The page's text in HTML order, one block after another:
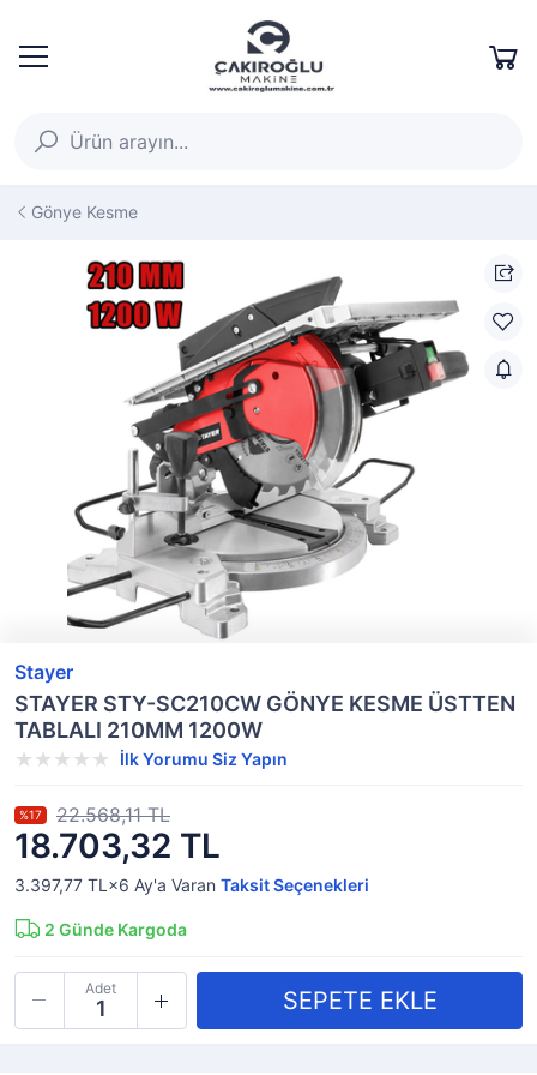
Gönye Kesme
Stayer
STAYER STY-SC210CW GÖNYE KESME ÜSTTEN
TABLALI 210MM 1200W
İlk Yorumu Siz Yapın
18.703,32 TL
%17 22.568,11 TL
3.397,77 TL×6 Ay'a Varan Taksit Seçenekleri
2 Günde Kargoda
Adet